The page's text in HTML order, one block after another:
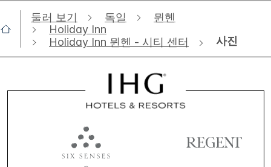
둘러 보기 독일
뮌헨
Holiday Inn
Holiday Inn 뮌헨 - 시티 센터
사진